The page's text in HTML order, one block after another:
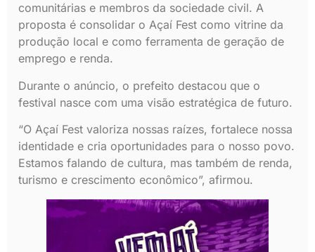
comunitárias e membros da sociedade civil. A
proposta é consolidar o Açaí Fest como vitrine da
produção local e como ferramenta de geração de
emprego e renda.
Durante o anúncio, o prefeito destacou que o
festival nasce com uma visão estratégica de futuro.
“O Açaí Fest valoriza nossas raízes, fortalece nossa
identidade e cria oportunidades para o nosso povo.
Estamos falando de cultura, mas também de renda,
turismo e crescimento econômico”, afirmou.